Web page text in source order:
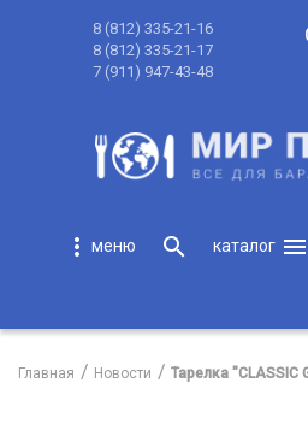
8 (812) 335-21-16
8 (812) 335-21-17
7 (911) 947-43-48
more_vert search
menu
Главная Новости Тарелка "CLASSIC